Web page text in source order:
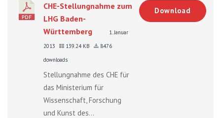
CHE-Stellungnahme zum
LHG Baden-
Württemberg
1. Januar
2013
139.24 KB
8476
downloads
Stellungnahme des CHE für
das Ministerium für
Wissenschaft, Forschung
und Kunst des...
Download